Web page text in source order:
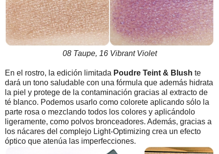
08 Taupe, 16 Vibrant Violet
En el rostro, la edición limitada Poudre Teint & Blush te
dará un tono saludable con una fórmula que además hidrata
la piel y protege de la contaminación gracias al extracto de
té blanco. Podemos usarlo como colorete aplicando sólo la
parte rosa o mezclando todos los colores y aplicándolo
ligeramente, como polvos bronceadores. Además, gracias a
los nácares del complejo Light-Optimizing crea un efecto
óptico que atenúa las imperfecciones.